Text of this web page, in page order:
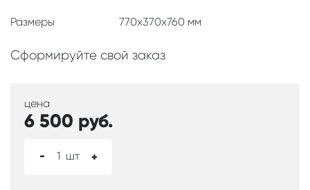
Размеры 770x370x760 мм
Сформируйте свой заказ
цена
6 500 руб.
- 1 шт +